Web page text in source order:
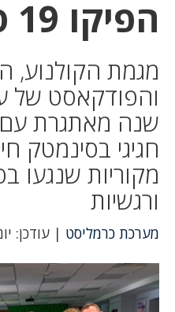
הפיקו 19 סרטים
מגמת הקולנוע,
והפודקאסט של
שנה מאתגרת עם
חגיגי בסינמטק
מקוריות שנגעו
ורגשיות
מערכת כרמליסט | עודכן: יוני 8,